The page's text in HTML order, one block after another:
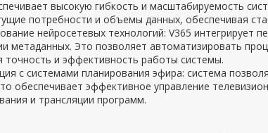
высокую гибкость и масштабируемость
потребности и объемы данных, обеспечивая
нейросетевых технологий: V365 интегрирует
метаданных. Это позволяет автоматизировать
точность и эффективность работы системы.
с системами планирования эфира: система
обеспечивает эффективное управление
и трансляции программ.